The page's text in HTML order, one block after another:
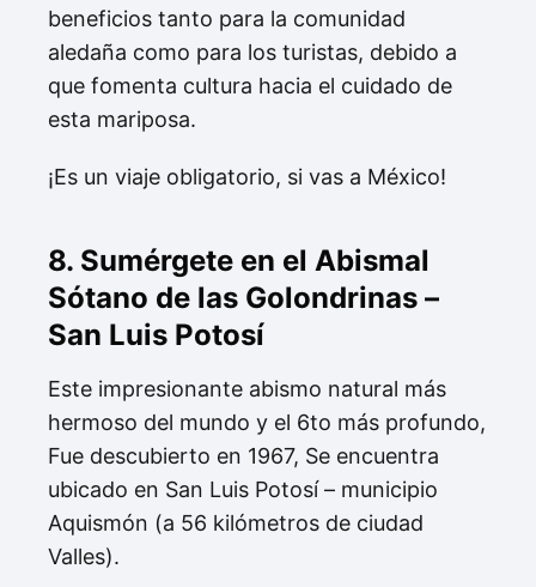
beneficios tanto para la comunidad
aledaña como para los turistas, debido a
que fomenta cultura hacia el cuidado de
esta mariposa.
¡Es un viaje obligatorio, si vas a México!
8. Sumérgete en el Abismal
Sótano de las Golondrinas –
San Luis Potosí
Este impresionante abismo natural más
hermoso del mundo y el 6to más profundo,
Fue descubierto en 1967, Se encuentra
ubicado en San Luis Potosí – municipio
Aquismón (a 56 kilómetros de ciudad
Valles).